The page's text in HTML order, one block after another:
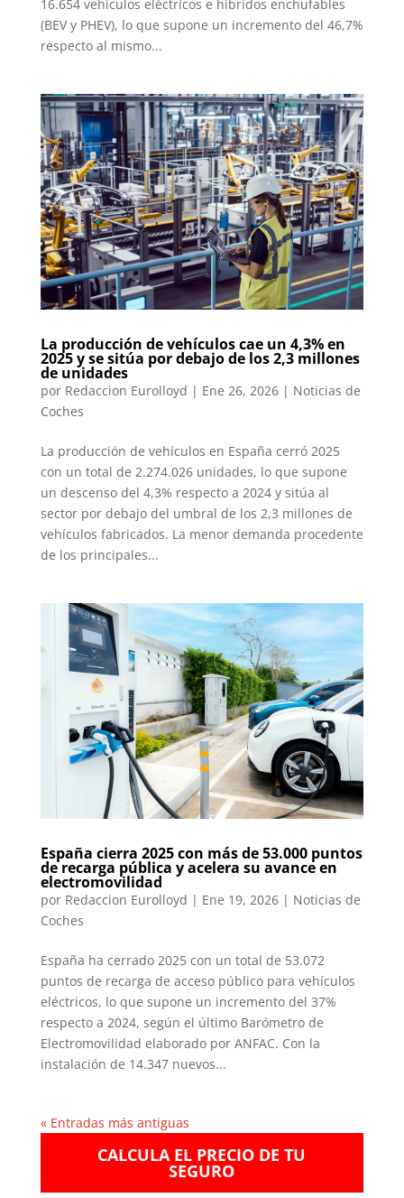
16.654 vehículos eléctricos e híbridos enchufables
(BEV y PHEV), lo que supone un incremento del 46,7%
respecto al mismo...
La producción de vehículos cae un 4,3% en
2025 y se sitúa por debajo de los 2,3 millones
de unidades
por Redaccion Eurolloyd | Ene 26, 2026| Noticias de
Coches
La producción de vehículos en España cerró 2025
con un total de 2.274.026 unidades, lo que supone
un descenso del 4,3% respecto a 2024 y sitúa al
sector por debajo del umbral de los 2,3 millones de
vehículos fabricados. La menor demanda procedente
de los principales...
España cierra 2025 con más de 53.000 puntos
de recarga pública y acelera su avance en
electromovilidad
por Redaccion Eurolloyd | Ene 19, 2026| Noticias de
Coches
España ha cerrado 2025 con un total de 53.072
puntos de recarga de acceso público para vehículos
eléctricos, lo que supone un incremento del 37%
respecto a 2024, según el último Barómetro de
Electromovilidad elaborado por ANFAC. Con la
instalación de 14.347 nuevos...
« Entradas más antiguas
CALCULA EL PRECIO DE TU
SEGURO